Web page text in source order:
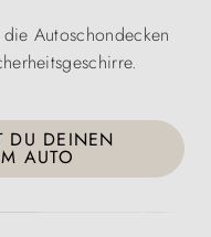
Autoschondecken
DU DEINEN
AUTO